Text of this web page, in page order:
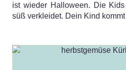
ist wieder Halloween. Die
süß verkleidet. Dein Kind